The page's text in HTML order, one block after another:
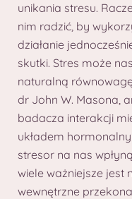
unikania stresu.
nim radzić, by
działanie
skutki. Stres może
naturalną
dr John W. Masona,
badacza interakcji
układem
stresor na nas
wiele ważniejsze jest
wewnętrzne